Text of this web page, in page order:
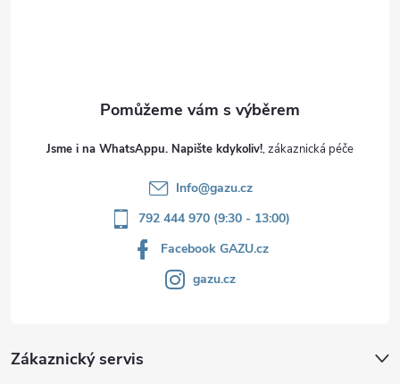
Jsme i na WhatsAppu. Napište kdykoliv!
Info@gazu.cz
792 444 970 (9:30 - 13:00)
Facebook GAZU.cz
gazu.cz
Zákaznický servis